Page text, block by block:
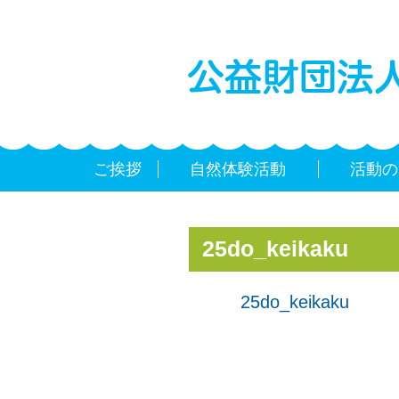
ご挨拶 自然体験活動 活動
25do_keikaku
25do_keikaku